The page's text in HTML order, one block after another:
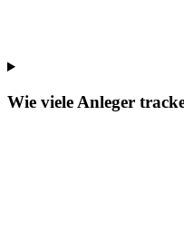
Wie viele Anleger